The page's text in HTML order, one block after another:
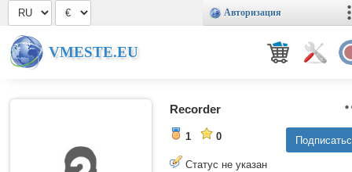
Авторизация
VMESTE.EU
Recorder
1 0
Статус не указан